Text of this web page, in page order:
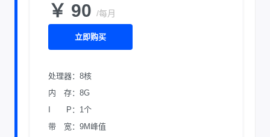
￥ 90 /每月
立即购买
处理器：8核
内 存：8G
I P：1个
带 宽：9M峰值